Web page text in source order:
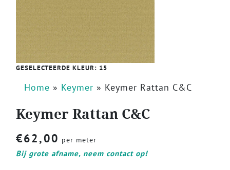
GESELECTEERDE KLEUR: 15
Home » Keymer » Keymer Rattan C&C
Keymer Rattan C&C
€62,00 per meter
Bij grote afname, neem contact op!